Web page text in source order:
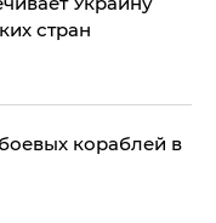
стран
кораблей в